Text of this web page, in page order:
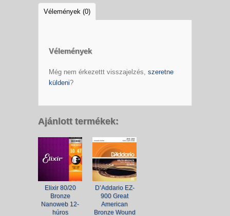
Vélemények (0)
Vélemények
Még nem érkezettt visszajelzés, szeretne
küldeni?
Ajánlott termékek:
Elixir 80/20
Bronze
Nanoweb 12-
húros
D’Addario EZ-
900 Great
American
Bronze Wound